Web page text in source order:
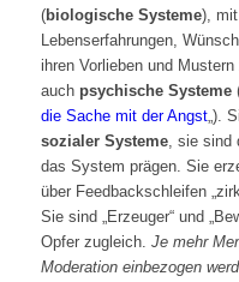
(biologische Systeme),
Lebenserfahrungen,
ihren Vorlieben und
auch psychische Systeme
die Sache mit der Angst„).
sozialer Systeme, sie sind
das System prägen. Sie
über Feedbackschleifen
Sie sind „Erzeuger“ und
Opfer zugleich. Je mehr
Moderation einbezogen